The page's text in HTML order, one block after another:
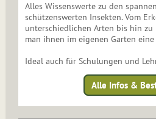
Alles Wissenswerte zu den
schützenswerten Insekten. Vom
unterschiedlichen Arten bis hin zu
man ihnen im eigenen Garten
Ideal auch für Schulungen und
Alle Infos &